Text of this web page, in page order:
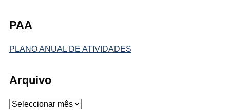
PAA
PLANO ANUAL DE ATIVIDADES
Arquivo
Arquivo